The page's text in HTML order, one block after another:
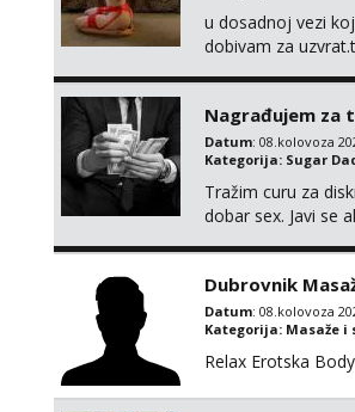
u dosadnoj vezi
dobivam za
Nagrađujem za
Datum: 08.kolovoza
Kategorija: Sugar
Tražim curu za
dobar sex. Javi se
Dubrovnik
Datum: 08.kolovoza
Kategorija: Masaže i
Relax Erotska